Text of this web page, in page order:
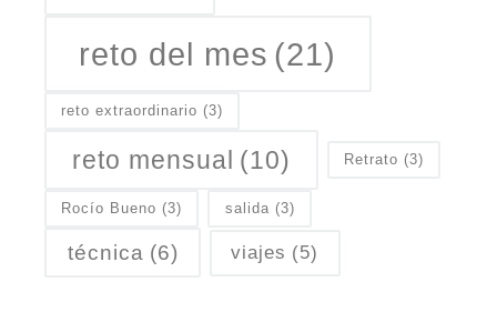
reto del mes (21)
reto extraordinario (3)
reto mensual (10) Retrato (3)
Rocío Bueno (3) salida (3)
técnica (6) viajes (5)